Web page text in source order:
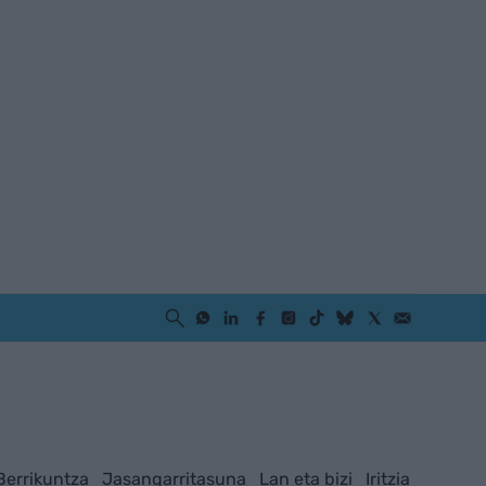
Jasangarritasuna Lan eta bizi Iritzia